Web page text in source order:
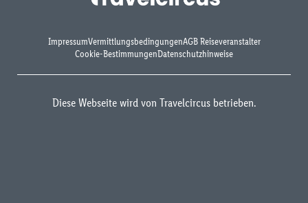
ImpressumVermittlungsbedingungenAGB Reiseveranstalter
Cookie-BestimmungenDatenschutzhinweise
Diese Webseite wird von Travelcircus betrieben.